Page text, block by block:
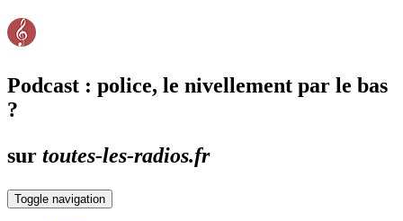
Podcast : police, le nivellement par le bas
?
sur toutes-les-radios.fr
Toggle navigation